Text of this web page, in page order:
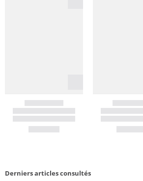
Derniers articles consultés